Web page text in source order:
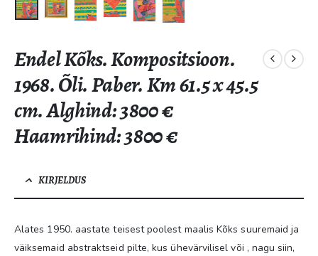
Endel Kõks. Kompositsioon.
1968. Õli. Paber. Km 61.5 x 45.5
cm. Alghind: 3800 €
Haamrihind: 3800 €
KIRJELDUS
Alates 1950. aastate teisest poolest maalis Kõks suuremaid ja
väiksemaid abstraktseid pilte, kus ühevärvilisel või , nagu siin,